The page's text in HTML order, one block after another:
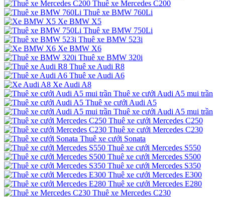
Thuê xe Mercedes C200
Thuê xe BMW 760Li
Xe BMW X5
Thuê xe BMW 750Li
Thuê xe BMW 523i
Xe BMW X6
Thuê xe BMW 320i
Thuê xe Audi R8
Thuê xe Audi A6
Xe Audi A8
Thuê xe cưới Audi A5 mui trần
Thuê xe cưới Audi A5
Thuê xe cưới Audi A5 mui trần
Thuê xe cưới Mercedes C250
Thuê xe cưới Mercedes C230
Thuê xe cưới Sonata
Thuê xe cưới Mercedes S550
Thuê xe cưới Mercedes S500
Thuê xe cưới Mercedes S350
Thuê xe cưới Mercedes E300
Thuê xe cưới Mercedes E280
Thuê xe Mercedes C230